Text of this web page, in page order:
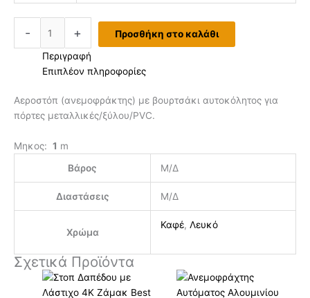
- + Προσθήκη στο καλάθι
Περιγραφή
Επιπλέον πληροφορίες
Αεροστόπ (ανεμοφράκτης) με βουρτσάκι αυτοκόλητος για
πόρτες μεταλλικές/ξύλου/PVC.
Μηκος: 1 m
Βάρος
Μ/Δ
Διαστάσεις Μ/Δ
Χρώμα
Καφέ, Λευκό
Σχετικά Προϊόντα